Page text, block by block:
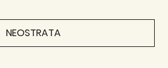
NEOSTRATA